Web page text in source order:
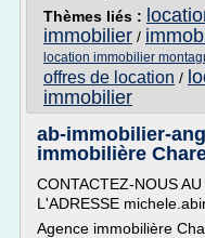
Thèmes liés :
immobilier /
location immobilier
offres de location /
immobilier
ab-immobilier-
immobilière
CONTACTEZ-NOUS
L'ADRESSE
Agence immobilière